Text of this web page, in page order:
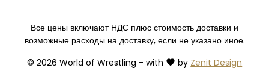
© 2026 World of Wrestling - with by Zenit Design
Все цены включают НДС плюс стоимость доставки и
возможные расходы на доставку, если не указано иное.